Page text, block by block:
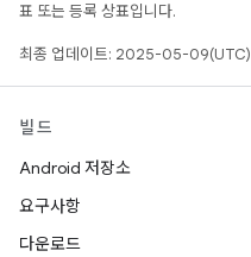
표 또는 등록 상표입니다.
최종 업데이트: 2025-05-09(UTC)
빌드
Android 저장소
요구사항
다운로드